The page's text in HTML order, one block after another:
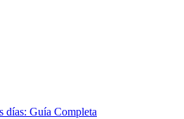
días: Guía Completa